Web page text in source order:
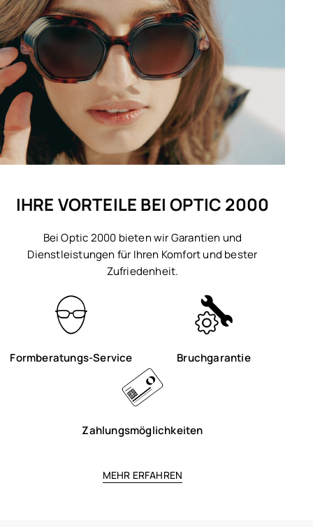
IHRE VORTEILE BEI OPTIC 2000
Bei Optic 2000 bieten wir Garantien und
Dienstleistungen für Ihren Komfort und bester
Zufriedenheit.
Formberatungs-Service Bruchgarantie
Zahlungsmöglichkeiten
MEHR ERFAHREN